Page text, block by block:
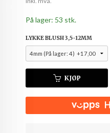
På lager: 53 stk.
LYKKE BLUSH 3,5-12MM
KJØP